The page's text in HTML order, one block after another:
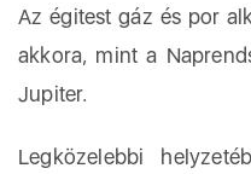
Az égitest gáz és por
akkora, mint a
Jupiter.
Legközelebbi